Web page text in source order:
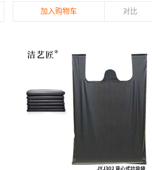
加入购物车 对比